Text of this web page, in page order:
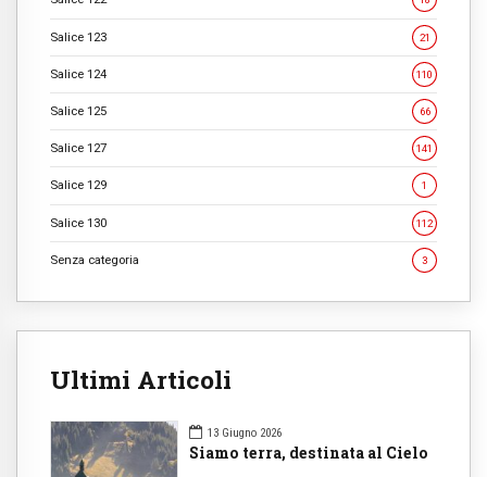
Salice 123 21
Salice 124 110
Salice 125 66
Salice 127 141
Salice 129 1
Salice 130 112
Senza categoria 3
Ultimi Articoli
13 Giugno 2026
Siamo terra, destinata al Cielo